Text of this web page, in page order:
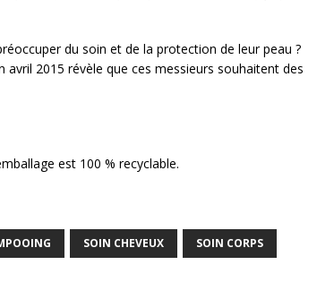
du soin et de la protection de leur peau ?
avril 2015 révèle que ces messieurs souhaitent des
est 100 % recyclable.
SOIN CHEVEUX SOIN CORPS